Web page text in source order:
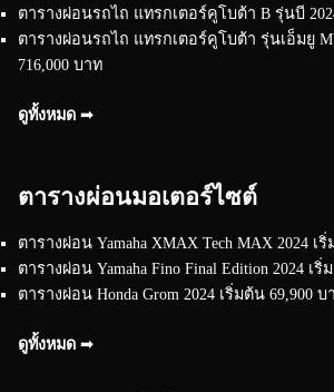
ตารางผ่อนรถไถ แทรกเตอร์คูโบต้า B รุ่นบี
ตารางผ่อนรถไถ แทรกเตอร์คูโบต้า รุ่นเอ็มยู
716,000 บาท
ดูทั้งหมด ➟
ตารางผ่อนมอเตอร์ไซต์
ตารางผ่อน Yamaha XMAX Tech MAX 2024 เ
ตารางผ่อน Yamaha Fino Final Edition 2024 เ
ตารางผ่อน Honda Grom 2024 เริ่มต้น 69,900 บ
ดูทั้งหมด ➟